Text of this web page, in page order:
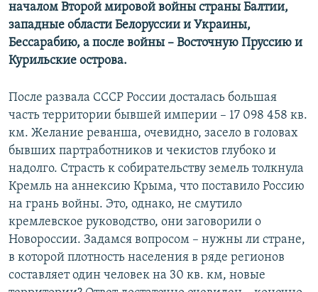
началом Второй мировой войны страны Балтии,
западные области Белоруссии и Украины,
Бессарабию, а после войны – Восточную Пруссию и
Курильские острова.
После развала СССР России досталась большая
часть территории бывшей империи – 17 098 458 кв.
км. Желание реванша, очевидно, засело в головах
бывших партработников и чекистов глубоко и
надолго. Страсть к собирательству земель толкнула
Кремль на аннексию Крыма, что поставило Россию
на грань войны. Это, однако, не смутило
кремлевское руководство, они заговорили о
Новороссии. Задамся вопросом – нужны ли стране,
в которой плотность населения в ряде регионов
составляет один человек на 30 кв. км, новые